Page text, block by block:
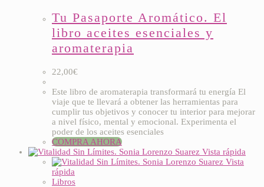
Tu Pasaporte Aromático. El
libro aceites esenciales y
aromaterapia
22,00€
Este libro de aromaterapia transformará tu energía El
viaje que te llevará a obtener las herramientas para
cumplir tus objetivos y conocer tu interior para mejorar
a nivel físico, mental y emocional. Experimenta el
poder de los aceites esenciales
COMPRA AHORA
Vista rápida
Vista
rápida
Libros